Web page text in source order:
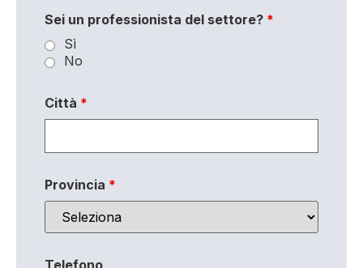
Sei un professionista del settore? *
Sì
No
Città *
Provincia *
Telefono